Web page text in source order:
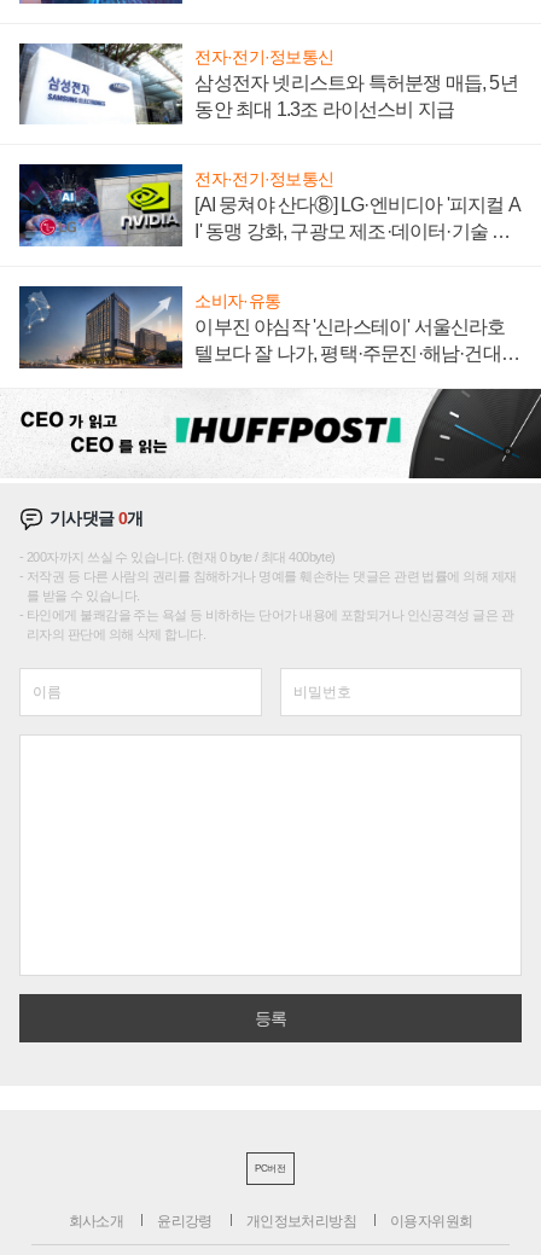
전자·전기·정보통신
삼성전자 넷리스트와 특허분쟁 매듭, 5년
동안 최대 1.3조 라이선스비 지급
전자·전기·정보통신
[AI 뭉쳐야 산다⑧] LG·엔비디아 '피지컬 A
I' 동맹 강화, 구광모 제조·데이터·기술 결
소비자·유통
이부진 야심작 '신라스테이' 서울신라호
텔보다 잘 나가, 평택·주문진·해남·건대로
기사댓글0개
200자까지 쓰실 수 있습니다. (현재 0 byte / 최대 400byte)
저작권 등 다른 사람의 권리를 침해하거나 명예를 훼손하는 댓글은 관련 법률에 의해 제재
를 받을 수 있습니다.
타인에게 불쾌감을 주는 욕설 등 비하하는 단어가 내용에 포함되거나 인신공격성 글은 관
리자의 판단에 의해 삭제 합니다.
PC버전
회사소개 윤리강령 개인정보처리방침 이용자위원회